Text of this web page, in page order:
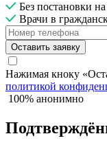
Без постановки
Врачи в
Оставить заявку
Нажимая кноку
политикой
100% анонимно